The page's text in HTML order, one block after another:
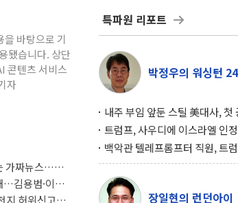
바탕으로 기
됐습니다. 상단
콘텐츠 서비스
자
가짜뉴스…법
…김용범·이억
지 허위신고에
특파원 리포트
박정우의 워싱턴
내주 부임 앞둔 스틸 美대사, 첫
행사서 "한미동맹 강화 최우선
트럼프, 사우디에 이스라엘 인
구…원자력 협정 서명 하루 만
위기
백악관 텔레프롬프터 직원, 트
설 미리 보고 베팅 시장서 10만
겨
장일현의 런던아이